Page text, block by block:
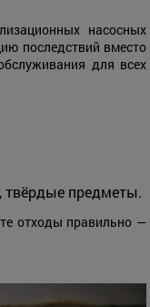
насосных
последствий вместо
для всех
твёрдые предметы.
отходы правильно —